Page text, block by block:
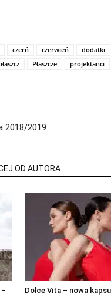
czerń czerwień dodatki
Płaszcze projektanci
2018/2019
OD AUTORA
Dolce Vita – nowa